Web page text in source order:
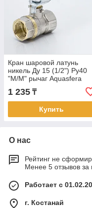
Кран шаровой латунь
никель Ду 15 (1/2") Ру40
"М/М" рычаг Aquasfera
Standard (140/35)
1 235 ₸
Купить
О нас
Рейтинг не
Менее 5 отзывов за
Работает с
г. Костанай